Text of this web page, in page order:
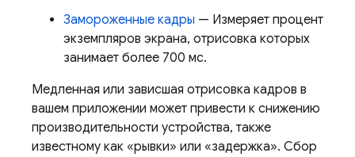
Замороженные кадры — Измеряет процент
экземпляров экрана, отрисовка которых
занимает более 700 мс.
Медленная или зависшая отрисовка кадров в
вашем приложении может привести к снижению
производительности устройства, также
известному как «рывки» или «задержка». Сбор